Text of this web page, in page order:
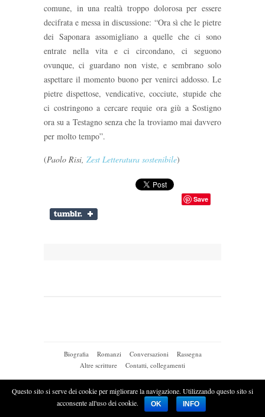
comune, in una realtà troppo dolorosa per essere
decifrata e messa in discussione: “Ora sì che le pietre
dei Saponara assomigliano a quelle che ci sono
entrate nella vita e ci circondano, ci seguono
ovunque, ci guardano non viste, e sembrano solo
aspettare il momento buono per venirci addosso. Le
pietre dispettose, vendicative, cocciute, stupide che
ci costringono a cercare requie ora giù a Sostigno
ora su a Testagno senza che la troviamo mai davvero
per molto tempo”.
(Paolo Risi, Zest Letteratura sostenibile)
Save
Biografia Romanzi Conversazioni
Rassegna
Altre scritture
Contatti, collegamenti
© 2026 CLAUDIO MORANDINI
Questo sito si serve dei cookie per migliorare la navigazione. Utilizzando questo sito si
acconsente all'uso dei cookie.
OK INFO